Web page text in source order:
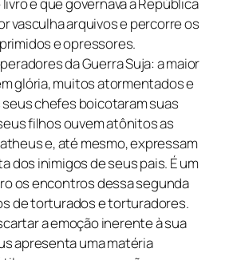
e que governava a República
vasculha arquivos e percorre os
e opressores.
da Guerra Suja: a maior
glória, muitos atormentados e
chefes boicotaram suas
filhos ouvem atônitos as
e, até mesmo, expressam
dos inimigos de seus pais. É um
os encontros dessa segunda
de torturados e torturadores.
a emoção inerente à sua
apresenta uma matéria